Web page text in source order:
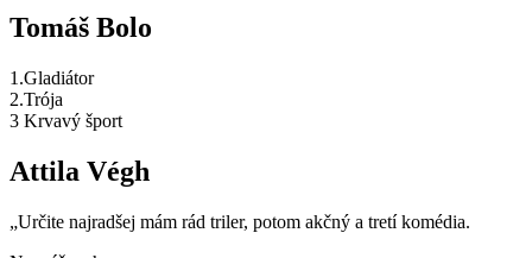
Tomáš Bolo
1.Gladiátor
2.Trója
3 Krvavý šport
Attila Végh
„Určite najradšej mám rád triler, potom akčný a tretí komédia.